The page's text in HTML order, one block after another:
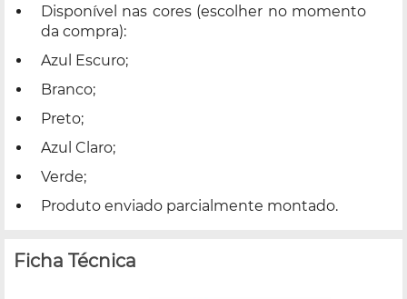
Disponível nas cores (escolher no momento
da compra):
Azul Escuro;
Branco;
Preto;
Azul Claro;
Verde;
Produto enviado parcialmente montado.
Ficha Técnica